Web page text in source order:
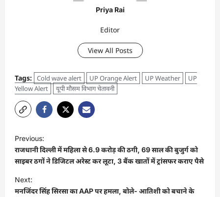
Priya Rai
Editor
View All Posts
Tags: Cold wave alert UP Orange Alert UP Weather
UP
Yellow Alert
यूपी मौसम विभाग चेतावनी
Previous:
राजधानी दिल्ली में महिला से 6.9 करोड़ की ठगी, 69 साल की बुजुर्ग को
साइबर ठगों ने डिजिटल अरेस्ट कर लूटा, 3 बैंक खातों में ट्रांसफर कराए पैसे
Next:
मनजिंदर सिंह सिरसा का AAP पर हमला, बोले- आतिशी को बचाने के